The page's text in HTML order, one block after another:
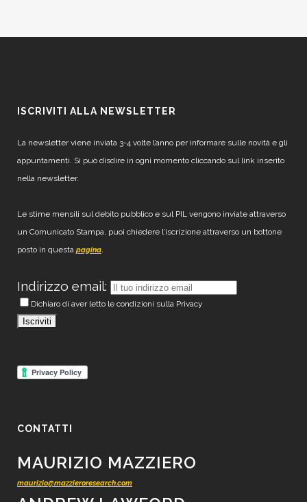
ISCRIVITI ALLA NEWSLETTER
La newsletter viene inviata 3-4 volte l’anno per informare sulle novità e gli
appuntamenti. Si può disdire in ogni momento cliccando sul link inserito
nella newsletter.
Le stime mensili sul debito pubblico e sul PIL vengono inviate attraverso
un Comunicato Stampa, puoi chiedere l’iscrizione attraverso un bottone
posto in questa pagina.
Indirizzo email:
Dichiaro di aver letto le condizioni sulla Privacy
CONTATTI
MAURIZIO MAZZIERO
maurizio@mazzieroresearch.com